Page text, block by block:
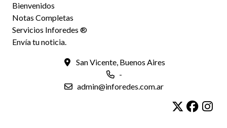
Bienvenidos
Notas Completas
Servicios Inforedes ®
Envía tu noticia.
San Vicente, Buenos Aires
-
admin@inforedes.com.ar